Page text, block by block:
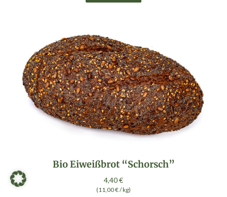
Bio Eiweißbrot “Schorsch”
4,40€
(11,00€/kg)